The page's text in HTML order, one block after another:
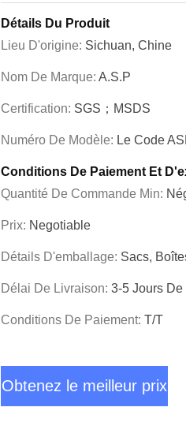
Détails Du Produit
Lieu D'origine: Sichuan, Chine
Nom De Marque: A.S.P
Certification: SGS；MSDS
Numéro De Modèle: Le Code
Conditions De Paiement Et
Quantité De Commande Min:
Prix: Negotiable
Détails D'emballage: Sacs,
Délai De Livraison: 3-5 Jours De
Conditions De Paiement: T/T
Obtenez le meilleur prix